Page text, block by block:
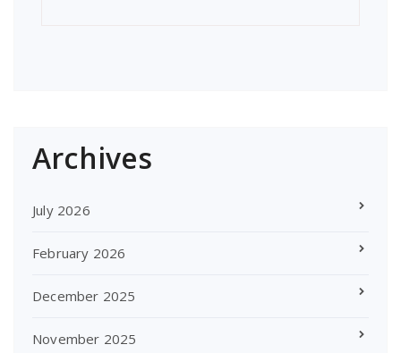
Archives
July 2026
February 2026
December 2025
November 2025